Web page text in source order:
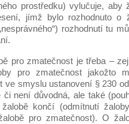
prostředku) vylučuje, aby
jímž bylo rozhodnuto o
rozhodnutí tu
pro zmatečnost je třeba –
pro zmatečnost jakožto
ve smyslu ustanovení § 230
není důvodná, ale také
končí (odmítnutí
pro zmatečnost). O